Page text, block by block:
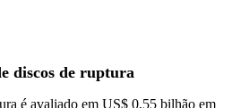
discos de ruptura
é avaliado em US$ 0,55 bilhão em